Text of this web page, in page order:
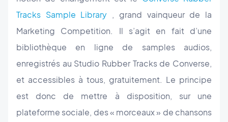
Tracks Sample Library , grand vainqueur de la
Marketing Competition. Il s’agit en fait d’une
bibliothèque en ligne de samples audios,
enregistrés au Studio Rubber Tracks de Converse,
et accessibles à tous, gratuitement. Le principe
est donc de mettre à disposition, sur une
plateforme sociale, des « morceaux » de chansons